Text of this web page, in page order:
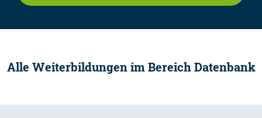
Alle Weiterbildungen im Bereich Datenbank